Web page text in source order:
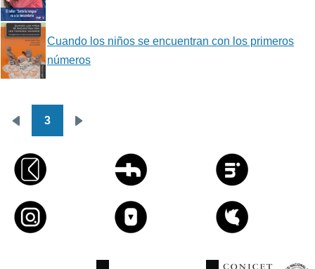
Cuando los niños se encuentran con los primeros
números
Paginación
Página
3